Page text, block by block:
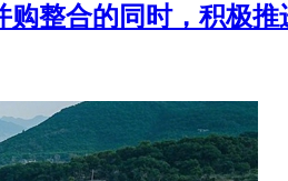
整合的同时，积极推